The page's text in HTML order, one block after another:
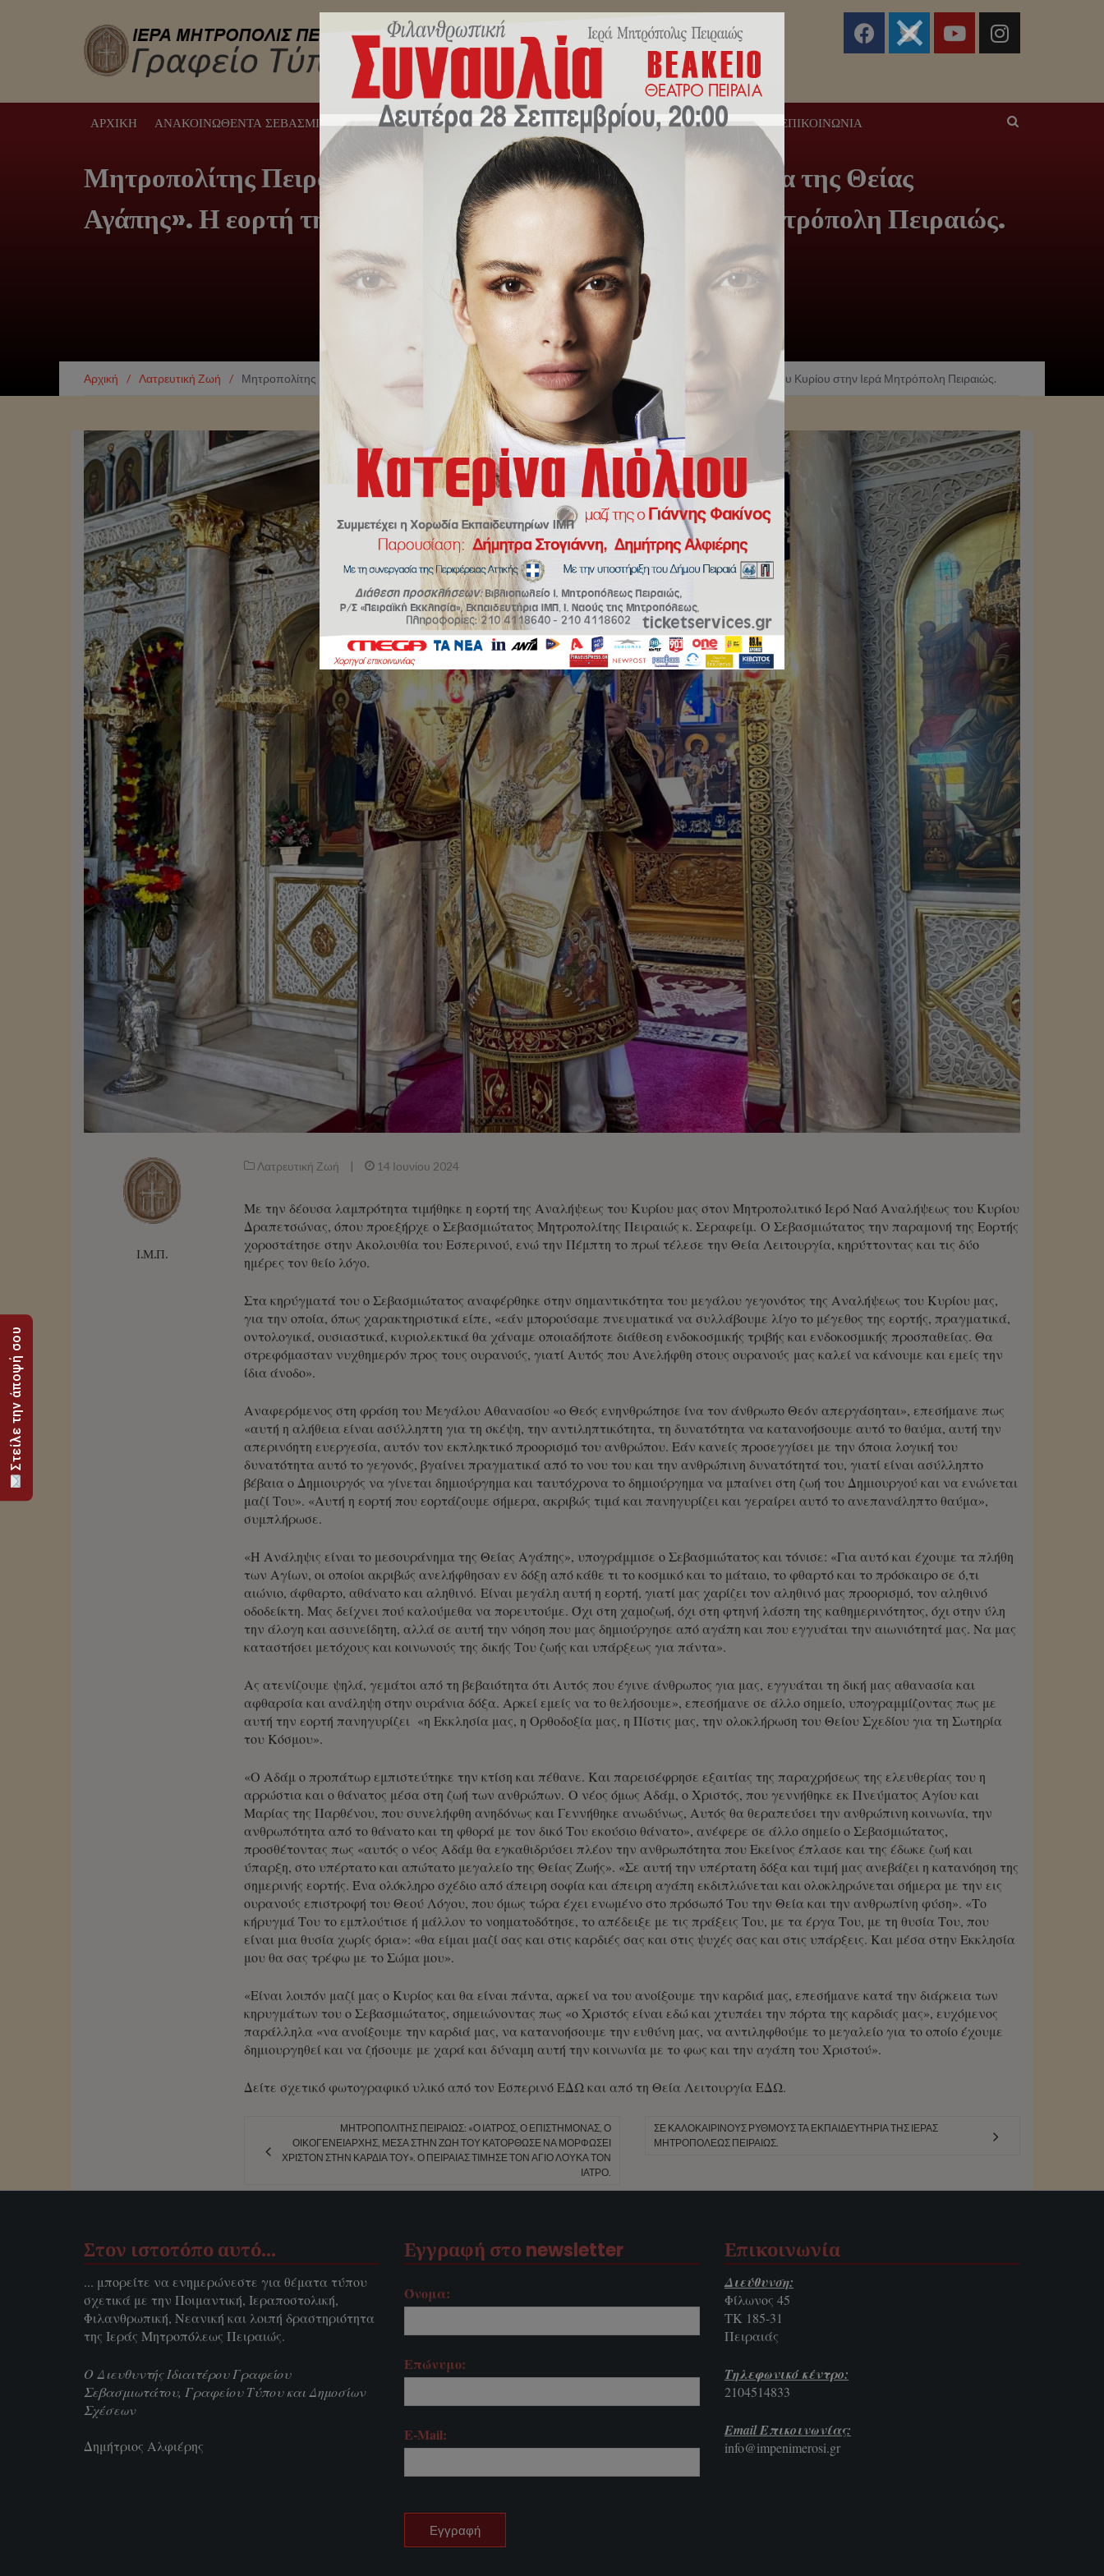
ΑΡΧΙΚΉ ΑΝΑΚΟΙΝΩΘΈΝΤΑ ΣΕΒΑΣΜΙΩΤΆΤΟΥ ΜΗΝΎΜΑΤΑ ΣΕΒΑΣΜΙΩΤΆΤΟΥ ΔΕΛΤΊΑ ΤΎΠΟΥ ΕΚΔΗΛΏΣΕΙΣ ΕΠΙΚΟΙΝΩΝΊΑ
Μητροπολίτης Πειραιώς: «Η Ανάληψις είναι το μεσουράνημα της Θείας
Αγάπης». Η εορτή της Αναλήψεως του Κυρίου στην Ιερά Μητρόπολη Πειραιώς.
Αρχική / Λατρευτική Ζωή / Μητροπολίτης Πειραιώς: «Η Ανάληψις είναι το μεσουράνημα της Θείας Αγάπης». Η εορτή της Αναλήψεως του Κυρίου στην Ιερά Μητρόπολη Πειραιώς.
Ι.Μ.Π.
Λατρευτική Ζωή | 14 Ιουνίου 2024
Με την δέουσα λαμπρότητα τιμήθηκε η εορτή της Αναλήψεως του Κυρίου μας στον Μητροπολιτικό Ιερό Ναό Αναλήψεως του Κυρίου
Δραπετσώνας, όπου προεξήρχε ο Σεβασμιώτατος Μητροπολίτης Πειραιώς κ. Σεραφείμ. Ο Σεβασμιώτατος την παραμονή της Εορτής
χοροστάτησε στην Ακολουθία του Εσπερινού, ενώ την Πέμπτη το πρωί τέλεσε την Θεία Λειτουργία, κηρύττοντας και τις δύο
ημέρες τον θείο λόγο.
Στα κηρύγματά του ο Σεβασμιώτατος αναφέρθηκε στην σημαντικότητα του μεγάλου γεγονότος της Αναλήψεως του Κυρίου μας,
για την οποία, όπως χαρακτηριστικά είπε, «εάν μπορούσαμε πνευματικά να συλλάβουμε λίγο το μέγεθος της εορτής, πραγματικά,
οντολογικά, ουσιαστικά, κυριολεκτικά θα χάναμε οποιαδήποτε διάθεση ενδοκοσμικής τριβής και ενδοκοσμικής προσπαθείας. Θα
στρεφόμασταν νυχθημερόν προς τους ουρανούς, γιατί Αυτός που Ανελήφθη στους ουρανούς μας καλεί να κάνουμε και εμείς την
ίδια άνοδο».
Αναφερόμενος στη φράση του Μεγάλου Αθανασίου «ο Θεός ενηνθρώπησε ίνα τον άνθρωπο Θεόν απεργάσηται», επεσήμανε πως
«αυτή η αλήθεια είναι ασύλληπτη για τη σκέψη, την αντιληπτικότητα, τη δυνατότητα να κατανοήσουμε αυτό το θαύμα, αυτή την
απερινόητη ευεργεσία, αυτόν τον εκπληκτικό προορισμό του ανθρώπου. Εάν κανείς προσεγγίσει με την όποια λογική του
δυνατότητα αυτό το γεγονός, βγαίνει πραγματικά από το νου του και την ανθρώπινη δυνατότητά του, γιατί είναι ασύλληπτο
βέβαια ο Δημιουργός να γίνεται δημιούργημα και ταυτόχρονα το δημιούργημα να μπαίνει στη ζωή του Δημιουργού και να ενώνεται
μαζί Του». «Αυτή η εορτή που εορτάζουμε σήμερα, ακριβώς τιμά και πανηγυρίζει και γεραίρει αυτό το ανεπανάληπτο θαύμα»,
συμπλήρωσε.
«Η Ανάληψις είναι το μεσουράνημα της Θείας Αγάπης», υπογράμμισε ο Σεβασμιώτατος και τόνισε: «Για αυτό και έχουμε τα πλήθη
των Αγίων, οι οποίοι ακριβώς ανελήφθησαν εν δόξη από κάθε τι το κοσμικό και το μάταιο, το φθαρτό και το πρόσκαιρο σε ό,τι
αιώνιο, άφθαρτο, αθάνατο και αληθινό. Είναι μεγάλη αυτή η εορτή, γιατί μας χαρίζει τον αληθινό μας προορισμό, τον αληθινό
οδοδείκτη. Μας δείχνει πού καλούμεθα να πορευτούμε. Όχι στη χαμοζωή, όχι στη φτηνή λάσπη της καθημερινότητος, όχι στην ύλη
την άλογη και ασυνείδητη, αλλά σε αυτή την νόηση που μας δημιούργησε από αγάπη και που εγγυάται την αιωνιότητά μας. Να μας
καταστήσει μετόχους και κοινωνούς της δικής Του ζωής και υπάρξεως για πάντα».
Ας ατενίζουμε ψηλά, γεμάτοι από τη βεβαιότητα ότι Αυτός που έγινε άνθρωπος για μας, εγγυάται τη δική μας αθανασία και
αφθαρσία και ανάληψη στην ουράνια δόξα. Αρκεί εμείς να το θελήσουμε», επεσήμανε σε άλλο σημείο, υπογραμμίζοντας πως με
αυτή την εορτή πανηγυρίζει «η Εκκλησία μας, η Ορθοδοξία μας, η Πίστις μας, την ολοκλήρωση του Θείου Σχεδίου για τη Σωτηρία
του Κόσμου».
«Ο Αδάμ ο προπάτωρ εμπιστεύτηκε την κτίση και πέθανε. Και παρεισέφρησε εξαιτίας της παραχρήσεως της ελευθερίας του η
αρρώστια και ο θάνατος μέσα στη ζωή των ανθρώπων. Ο νέος όμως Αδάμ, ο Χριστός, που γεννήθηκε εκ Πνεύματος Αγίου και
Μαρίας της Παρθένου, που συνελήφθη ανηδόνως και Γεννήθηκε ανωδύνως, Αυτός θα θεραπεύσει την ανθρώπινη κοινωνία, την
ανθρωπότητα από το θάνατο και τη φθορά με τον δικό Του εκούσιο θάνατο», ανέφερε σε άλλο σημείο ο Σεβασμιώτατος,
προσθέτοντας πως «αυτός ο νέος Αδάμ θα εγκαθιδρύσει πλέον την ανθρωπότητα που Εκείνος έπλασε και της έδωκε ζωή και
ύπαρξη, στο υπέρτατο και απώτατο μεγαλείο της Θείας Ζωής». «Σε αυτή την υπέρτατη δόξα και τιμή μας ανεβάζει η κατανόηση της
σημερινής εορτής. Ένα ολόκληρο σχέδιο από άπειρη σοφία και άπειρη αγάπη εκδιπλώνεται και ολοκληρώνεται σήμερα με την εις
ουρανούς επιστροφή του Θεού Λόγου, που όμως τώρα έχει ενωμένο στο πρόσωπό Του την Θεία και την ανθρωπίνη φύση». «Το
κήρυγμά Του το εμπλούτισε ή μάλλον το νοηματοδότησε, το απέδειξε με τις πράξεις Του, με τα έργα Του, με τη θυσία Του, που
είναι μια θυσία χωρίς όρια»: «θα είμαι μαζί σας και στις καρδιές σας και στις ψυχές σας και στις υπάρξεις. Και μέσα στην Εκκλησία
μου θα σας τρέφω με το Σώμα μου».
«Είναι λοιπόν μαζί μας ο Κυρίος και θα είναι πάντα, αρκεί να του ανοίξουμε την καρδιά μας, επεσήμανε κατά την διάρκεια των
κηρυγμάτων του ο Σεβασμιώτατος, σημειώνοντας πως «ο Χριστός είναι εδώ και χτυπάει την πόρτα της καρδιάς μας», ευχόμενος
παράλληλα «να ανοίξουμε την καρδιά μας, να κατανοήσουμε την ευθύνη μας, να αντιληφθούμε το μεγαλείο για το οποίο έχουμε
δημιουργηθεί και να ζήσουμε με χαρά και δύναμη αυτή την κοινωνία με το φως και την αγάπη του Χριστού».
Δείτε σχετικό φωτογραφικό υλικό από τον ΕσπερινόΕΔΩκαι από τη Θεία ΛειτουργίαΕΔΩ.
ΜΗΤΡΟΠΟΛΊΤΗΣ ΠΕΙΡΑΙΏΣ: «Ο ΙΑΤΡΌΣ, Ο ΕΠΙΣΤΉΜΟΝΑΣ, Ο
ΟΙΚΟΓΕΝΕΙΆΡΧΗΣ, ΜΈΣΑ ΣΤΗΝ ΖΩΉ ΤΟΥ ΚΑΤΌΡΘΩΣΕ ΝΑ ΜΟΡΦΏΣΕΙ
ΧΡΙΣΤΌΝ ΣΤΗΝ ΚΑΡΔΙΆ ΤΟΥ». Ο ΠΕΙΡΑΙΆΣ ΤΊΜΗΣΕ ΤΟΝ ΆΓΙΟ ΛΟΥΚΆ ΤΟΝ
ΙΑΤΡΌ.
ΣΕ ΚΑΛΟΚΑΙΡΙΝΟΎΣ ΡΥΘΜΟΎΣ ΤΑ ΕΚΠΑΙΔΕΥΤΉΡΙΑ ΤΗΣ ΙΕΡΆΣ
ΜΗΤΡΟΠΌΛΕΩΣ ΠΕΙΡΑΙΏΣ.
Στον ιστοτόπο αυτό…
... μπορείτε να ενημερώνεστε για θέματα τύπου
σχετικά με την Ποιμαντική, Ιεραποστολική,
Φιλανθρωπική, Νεανική και λοιπή δραστηριότητα
της Ιεράς Μητροπόλεως Πειραιώς.
Ο Διευθυντής Ιδιαιτέρου Γραφείου
Σεβασμιωτάτου, Γραφείου Τύπου και Δημοσίων
Σχέσεων
Δημήτριος Αλφιέρης
Εγγραφή στο newsletter
Όνομα:
Επώνυμο:
E-Mail:
Επικοινωνία
Διεύθυνση:
Φίλωνος 45
ΤΚ 185-31
Πειραιάς
Τηλεφωνικό κέντρο:
2104514833
Email Επικοινωνίας:
info@impenimerosi.gr
Στείλε την άποψή σου